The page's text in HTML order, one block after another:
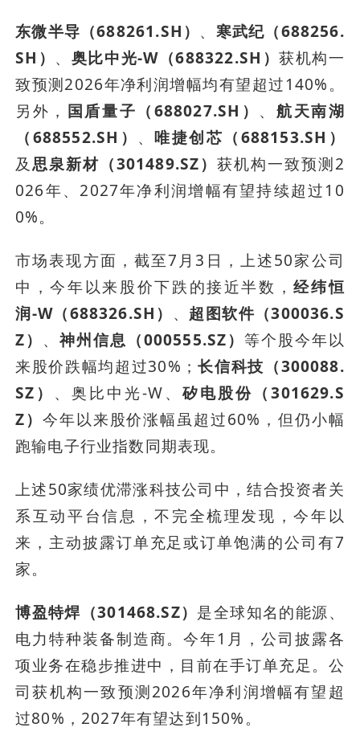
东微半导（688261.SH） 、 寒武纪（688256.
SH） 、 奥比中光-W（688322.SH）获机构一
致预测2026年净利润增幅均有望超过140%。
另外， 国盾量子（688027.SH） 、 航天南湖
（688552.SH） 、唯捷创芯（688153.SH）
及思泉新材（301489.SZ）获机构一致预测2
026年、2027年净利润增幅有望持续超过10
0%。
市场表现方面，截至7月3日，上述50家公司
中，今年以来股价下跌的接近半数，经纬恒
润-W（688326.SH） 、 超图软件（300036.S
Z） 、神州信息（000555.SZ）等个股今年以
来股价跌幅均超过30%； 长信科技（300088.
SZ） 、奥比中光-W、矽电股份（301629.S
Z） 今年以来股价涨幅虽超过60%，但仍小幅
跑输电子行业指数同期表现。
上述50家绩优滞涨科技公司中，结合投资者关
系互动平台信息，不完全梳理发现，今年以
来，主动披露订单充足或订单饱满的公司有7
家。
博盈特焊（301468.SZ） 是全球知名的能源、
电力特种装备制造商。今年1月，公司披露各
项业务在稳步推进中，目前在手订单充足。公
司获机构一致预测2026年净利润增幅有望超
过80%，2027年有望达到150%。